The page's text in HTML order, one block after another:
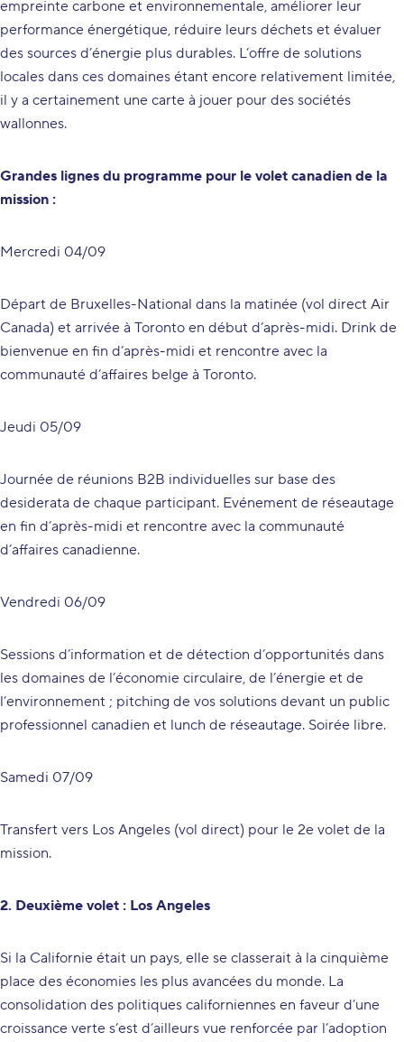
empreinte carbone et environnementale, améliorer leur
performance énergétique, réduire leurs déchets et évaluer
des sources d’énergie plus durables. L’offre de solutions
locales dans ces domaines étant encore relativement limitée,
il y a certainement une carte à jouer pour des sociétés
wallonnes.
Grandes lignes du programme pour le volet canadien de la
mission :
Mercredi 04/09
Départ de Bruxelles-National dans la matinée (vol direct Air
Canada) et arrivée à Toronto en début d’après-midi. Drink de
bienvenue en fin d’après-midi et rencontre avec la
communauté d’affaires belge à Toronto.
Jeudi 05/09
Journée de réunions B2B individuelles sur base des
desiderata de chaque participant. Evénement de réseautage
en fin d’après-midi et rencontre avec la communauté
d’affaires canadienne.
Vendredi 06/09
Sessions d’information et de détection d’opportunités dans
les domaines de l’économie circulaire, de l’énergie et de
l’environnement ; pitching de vos solutions devant un public
professionnel canadien et lunch de réseautage. Soirée libre.
Samedi 07/09
Transfert vers Los Angeles (vol direct) pour le 2e volet de la
mission.
2. Deuxième volet : Los Angeles
Si la Californie était un pays, elle se classerait à la cinquième
place des économies les plus avancées du monde. La
consolidation des politiques californiennes en faveur d’une
croissance verte s’est d’ailleurs vue renforcée par l’adoption